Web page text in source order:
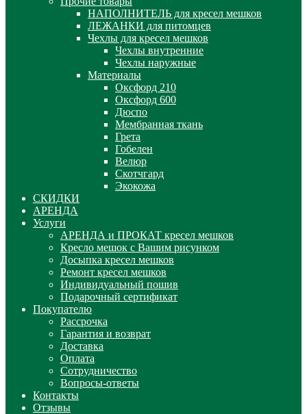
НАПОЛНИТЕЛЬ для кресел мешков
ЛЕЖАНКИ для питомцев
Чехлы для кресел мешков
Чехлы внутренние
Чехлы наружные
Материалы
Оксфорд 210
Оксфорд 600
Дюспо
Мембранная ткань
Грета
Гобелен
Велюр
Скотчгард
Экокожа
СКИДКИ
АРЕНДА
Услуги
АРЕНДА и ПРОКАТ кресел мешков
Кресло мешок с Вашим рисунком
Досыпка кресел мешков
Ремонт кресел мешков
Индивидуальный пошив
Подарочный сертификат
Покупателю
Рассрочка
Гарантия и возврат
Доставка
Оплата
Сотрудничество
Вопросы-ответы
Контакты
Отзывы